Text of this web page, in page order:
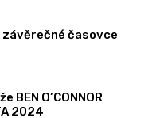
časovce
BEN O’CONNOR
2024